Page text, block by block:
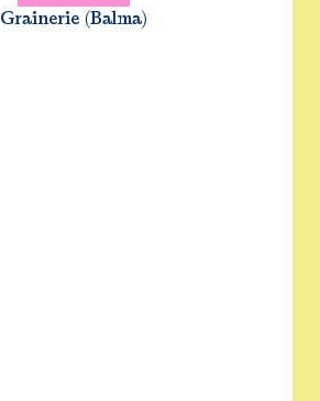
Grainerie (Balma)